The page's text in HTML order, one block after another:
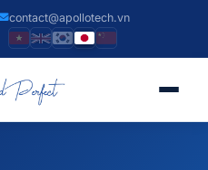
contact@apollotech.vn